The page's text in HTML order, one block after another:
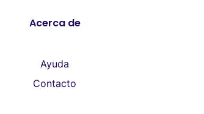
Acerca de
Ayuda
Contacto